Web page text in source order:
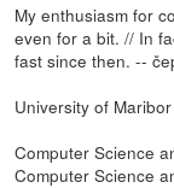
My enthusiasm for
even for a bit. // In
fast since then. --
University of
Computer Science
Computer Science